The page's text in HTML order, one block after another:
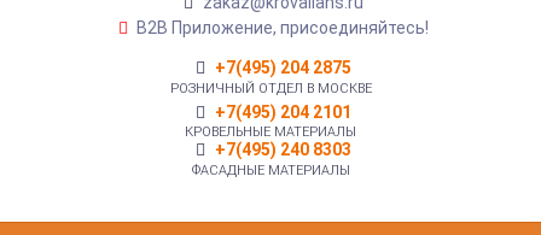
B2B Приложение, присоединяйтесь!
+7(495) 204 2875
РОЗНИЧНЫЙ ОТДЕЛ В МОСКВЕ
+7(495) 204 2101
КРОВЕЛЬНЫЕ МАТЕРИАЛЫ
+7(495) 240 8303
ФАСАДНЫЕ МАТЕРИАЛЫ